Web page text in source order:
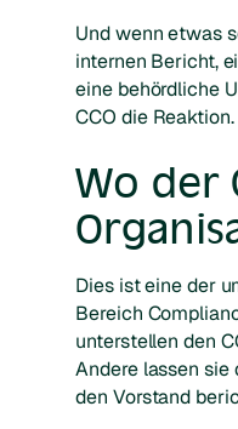
Und wenn etwas
internen Bericht,
eine behördliche
CCO die Reaktion.
Wo der
Dies ist eine der
Bereich
unterstellen den
Andere lassen sie
den Vorstand